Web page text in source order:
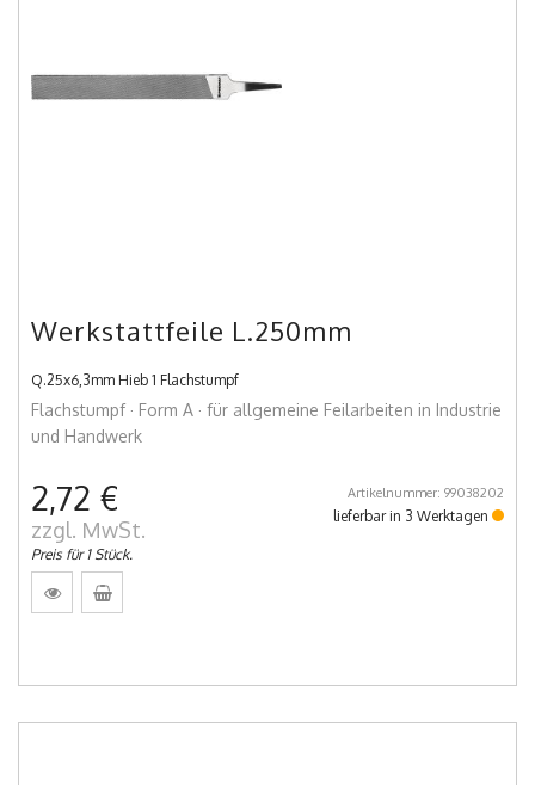
Werkstattfeile L.250mm
Q.25x6,3mm Hieb 1 Flachstumpf
Flachstumpf · Form A · für allgemeine Feilarbeiten in Industrie
und Handwerk
2,72 €
zzgl. MwSt.
Preis für 1 Stück.
Artikelnummer: 99038202
lieferbar in 3 Werktagen